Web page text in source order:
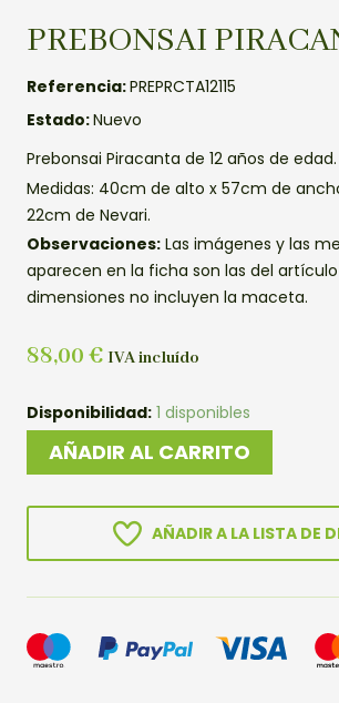
PREBONSAI
Referencia:PREPRCTA12115
Estado:Nuevo
Prebonsai Piracanta de 12 años de edad.
Medidas: 40cm de alto x 57cm de
22cm de Nevari.
Observaciones: Las imágenes y las
aparecen en la ficha son las del artículo
dimensiones no incluyen la maceta.
88,00 € IVA incluído
Disponibilidad: 1 disponibles
PREBONSAI
PIRACANTA
AÑADIR AL CARRITO
AÑADIR A LA LISTA DE